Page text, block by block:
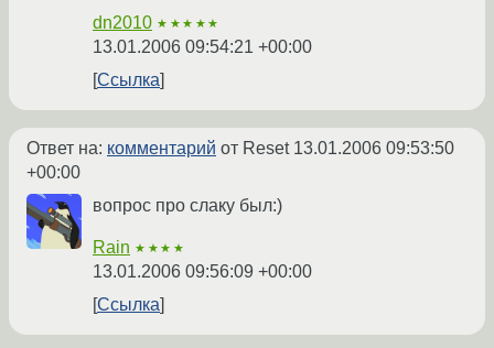
dn2010 ★★★★★
13.01.2006 09:54:21 +00:00
Ссылка
Ответ на: комментарий от Reset 13.01.2006 09:53:50
+00:00
вопрос про слаку был:)
Rain ★★★★
13.01.2006 09:56:09 +00:00
Ссылка